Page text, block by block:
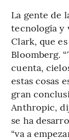
La gente de
tecnología y
Clark, que
Bloomberg.
cuenta,
estas cosas
gran
Anthropic,
se ha
“va a